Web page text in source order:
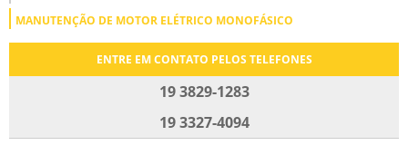
MANUTENÇÃO DE MOTOR ELÉTRICO MONOFÁSICO
MANUTENÇÃO DE MOTORES CC
MANUTENÇÃO DE MOTORES TRIFÁSICOS
ENTRE EM CONTATO PELOS TELEFONES
19 3829-1283
19 3327-4094